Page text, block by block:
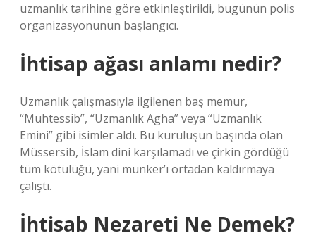
uzmanlık tarihine göre etkinleştirildi, bugünün polis
organizasyonunun başlangıcı.
İhtisap ağası anlamı nedir?
Uzmanlık çalışmasıyla ilgilenen baş memur,
“Muhtessib”, “Uzmanlık Agha” veya “Uzmanlık
Emini” gibi isimler aldı. Bu kuruluşun başında olan
Müssersib, İslam dini karşılamadı ve çirkin gördüğü
tüm kötülüğü, yani munker’ı ortadan kaldırmaya
çalıştı.
İhtisab Nezareti Ne Demek?